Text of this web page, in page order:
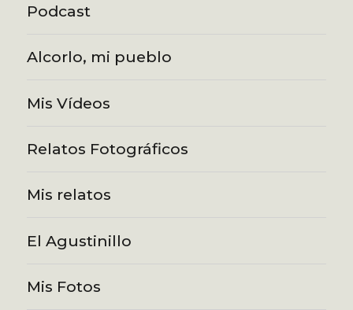
Podcast
Alcorlo, mi pueblo
Mis Vídeos
Relatos Fotográficos
Mis relatos
El Agustinillo
Mis Fotos